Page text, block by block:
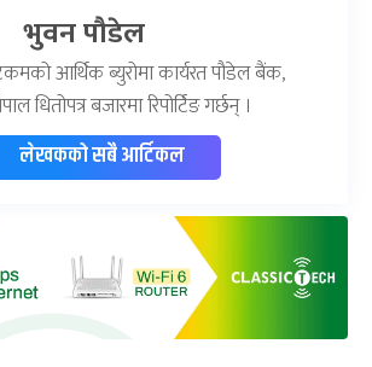
भुवन पौडेल
आर्थिक ब्युरोमा कार्यरत पौडेल बैंक,
धितोपत्र बजारमा रिपोर्टिङ गर्छन् ।
लेखकको सबै आर्टिकल